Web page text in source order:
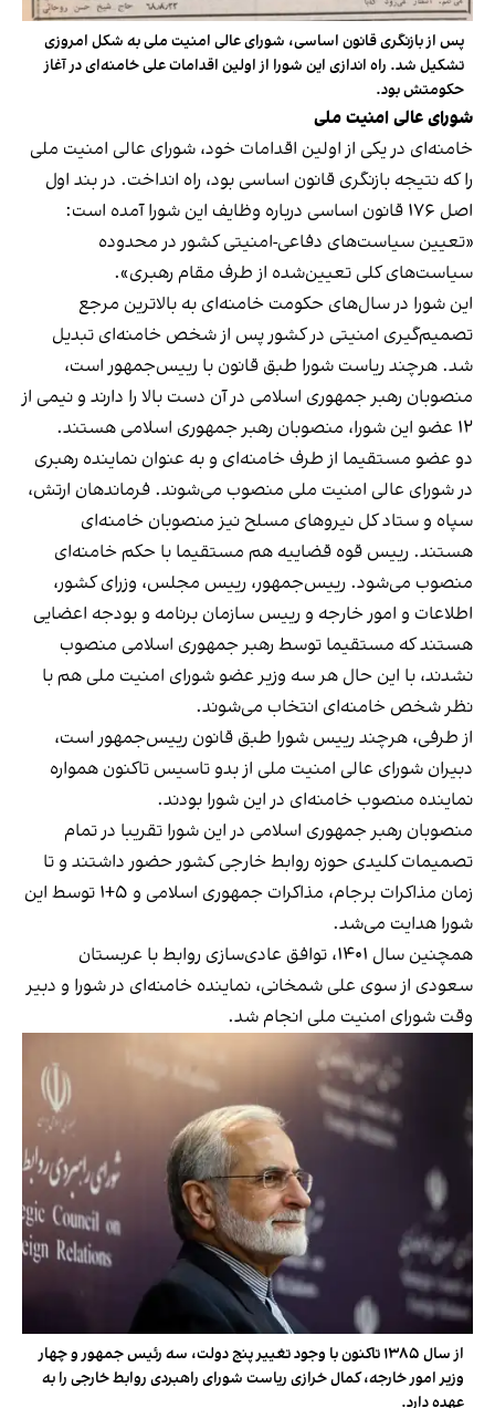
پس از بازنگری قانون اساسی، شورای عالی امنیت ملی به شکل امروزی
تشکیل شد. راه اندازی این شورا از اولین اقدامات علی خامنه‌ای در آغاز
حکومتش بود.
شورای عالی امنیت ملی
خامنه‌ای در یکی از اولین اقدامات خود، شورای عالی امنیت ملی
را که نتیجه بازنگری قانون اساسی بود، راه انداخت. در بند اول
اصل ۱۷۶ قانون اساسی درباره وظایف این شورا آمده است:
«تعیین سیاست‌های دفاعی-امنیتی کشور در محدوده
سیاست‏‌های کلی تعیین‌‏شده از طرف مقام رهبری».
این شورا در سال‌های حکومت خامنه‌ای به بالاترین مرجع
تصمیم‌گیری امنیتی در کشور پس از شخص خامنه‌ای تبدیل
شد. هرچند ریاست شورا طبق قانون با رییس‌جمهور است،
منصوبان رهبر جمهوری اسلامی در آن دست بالا را دارند و نیمی از
۱۲ عضو این شورا، منصوبان رهبر جمهوری اسلامی هستند.
دو عضو مستقیما از طرف خامنه‌ای و به عنوان نماینده رهبری
در شورای عالی امنیت ملی منصوب می‌شوند. فرماندهان ارتش،
سپاه و ستاد کل نیروهای مسلح نیز منصوبان خامنه‌ای
هستند. رییس قوه قضاییه هم مستقیما با حکم خامنه‌ای
منصوب می‌شود. رییس‌جمهور، رییس مجلس، وزرای کشور،
اطلاعات و امور خارجه و رییس سازمان برنامه و بودجه اعضایی
هستند که مستقیما توسط رهبر جمهوری اسلامی منصوب
نشدند، با این حال هر سه وزیر عضو شورای امنیت ملی هم با
نظر شخص خامنه‌ای انتخاب می‌شوند.
از طرفی، هرچند رییس شورا طبق قانون رییس‌جمهور است،
دبیران شورای عالی امنیت ملی از بدو تاسیس تاکنون همواره
نماینده منصوب خامنه‌ای در این شورا بودند.
منصوبان رهبر جمهوری اسلامی در این شورا تقریبا در تمام
تصمیمات کلیدی حوزه روابط خارجی کشور حضور داشتند و تا
زمان مذاکرات برجام، مذاکرات جمهوری اسلامی و ۵+۱ توسط این
شورا هدایت می‌شد.
همچنین سال ۱۴۰۱، توافق عادی‌سازی روابط با عربستان
سعودی از سوی علی شمخانی، نماینده خامنه‌ای در شورا و دبیر
وقت شورای امنیت ملی انجام شد.
از سال ۱۳۸۵ تاکنون با وجود تغییر پنج دولت، سه رئیس جمهور و چهار
وزیر امور خارجه، کمال خرازی ریاست شورای راهبردی روابط خارجی را به
عهده دارد.